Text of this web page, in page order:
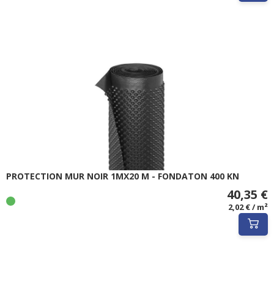
PROTECTION MUR NOIR 1MX20 M - FONDATON 400 KN
40,35 €
2,02 € / m²